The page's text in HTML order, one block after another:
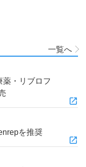
一覧へ
・リブロフ
を推奨